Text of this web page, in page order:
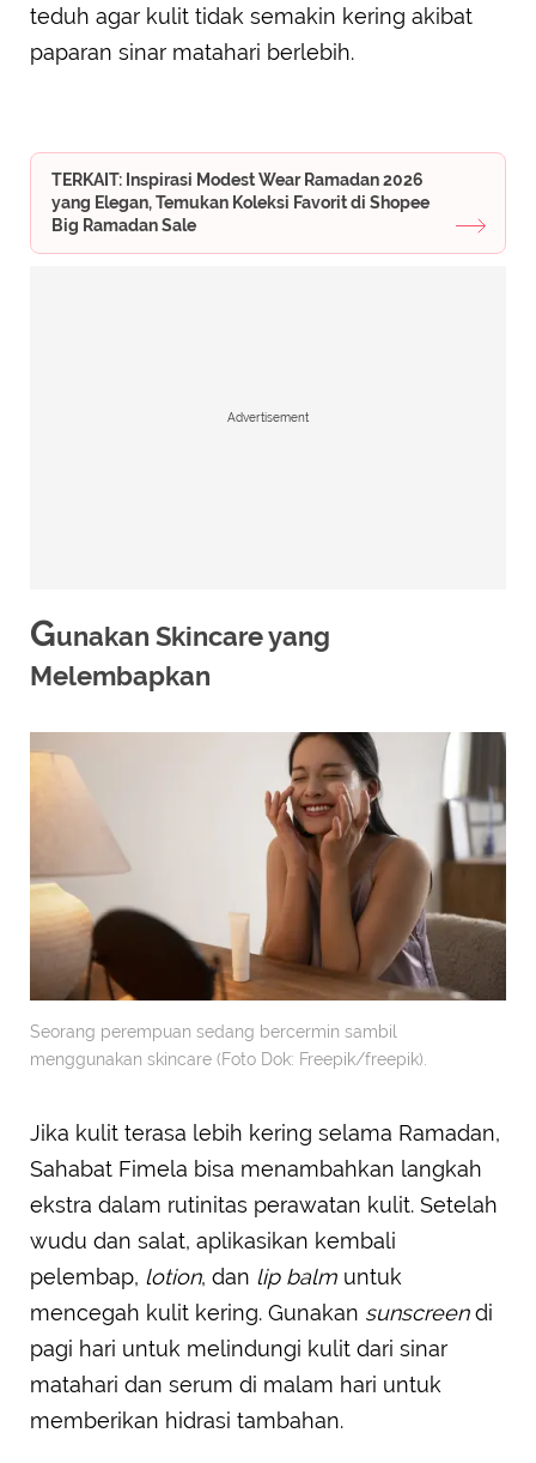
teduh agar kulit tidak semakin kering akibat
paparan sinar matahari berlebih.
TERKAIT: Inspirasi Modest Wear Ramadan 2026
yang Elegan, Temukan Koleksi Favorit di Shopee
Big Ramadan Sale
Advertisement
Gunakan Skincare yang
Melembapkan
Seorang perempuan sedang bercermin sambil
menggunakan skincare (Foto Dok: Freepik/freepik).
Jika kulit terasa lebih kering selama Ramadan,
Sahabat Fimela bisa menambahkan langkah
ekstra dalam rutinitas perawatan kulit. Setelah
wudu dan salat, aplikasikan kembali
pelembap, lotion, dan lip balm untuk
mencegah kulit kering. Gunakan sunscreendi
pagi hari untuk melindungi kulit dari sinar
matahari dan serum di malam hari untuk
memberikan hidrasi tambahan.